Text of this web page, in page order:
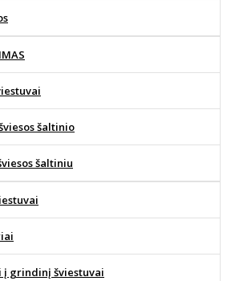
šaltinio
šaltiniu
į grindinį šviestuvai